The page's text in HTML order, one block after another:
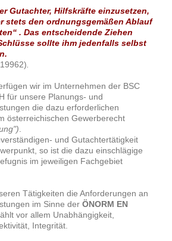
Gutachter, Hilfskräfte einzusetzen,
stets den ordnungsgemäßen Ablauf
. Das entscheidende Ziehen
sollte ihm jedenfalls selbst
wir im Unternehmen der BSC
für unsere Planungs- und
die dazu erforderlichen
österreichischen Gewerberecht
und Gutachtertätigkeit
so ist die dazu einschlägige
im jeweiligen Fachgebiet
Tätigkeiten die Anforderungen an
im Sinne der ÖNORM EN
vor allem Unabhängigkeit,
Integrität.